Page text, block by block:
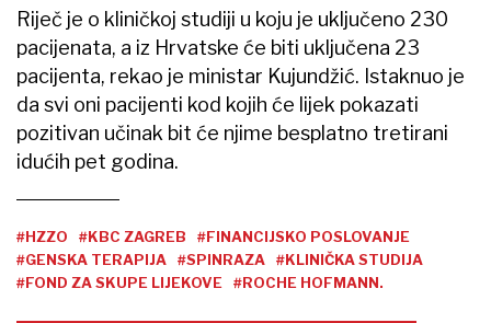
Riječ je o kliničkoj studiji u koju je uključeno 230
pacijenata, a iz Hrvatske će biti uključena 23
pacijenta, rekao je ministar Kujundžić. Istaknuo je
da svi oni pacijenti kod kojih će lijek pokazati
pozitivan učinak bit će njime besplatno tretirani
idućih pet godina.
#HZZO #KBC ZAGREB
#FINANCIJSKO POSLOVANJE
#GENSKA TERAPIJA
#SPINRAZA
#KLINIČKA STUDIJA
#FOND ZA SKUPE LIJEKOVE
#ROCHE HOFMANN.